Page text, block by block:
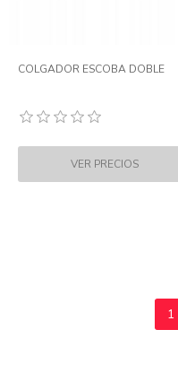
COLGADOR ESCOBA DOBLE
1